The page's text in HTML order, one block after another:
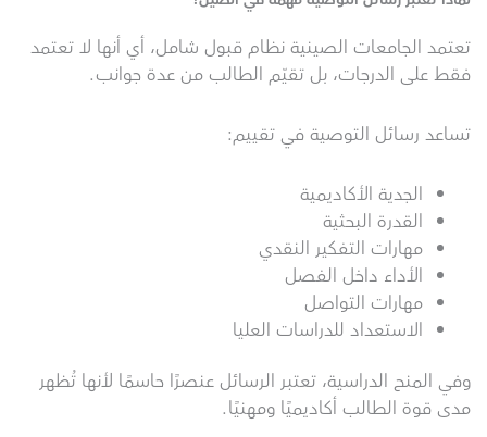
تعتمد الجامعات الصينية نظام قبول شامل، أي أنها لا تعتمد
فقط على الدرجات، بل تقيّم الطالب من عدة جوانب.
تساعد رسائل التوصية في تقييم:
الجدية الأكاديمية
القدرة البحثية
مهارات التفكير النقدي
الأداء داخل الفصل
مهارات التواصل
الاستعداد للدراسات العليا
وفي المنح الدراسية، تعتبر الرسائل عنصرًا حاسمًا لأنها تُظهر
مدى قوة الطالب أكاديميًا ومهنيًا.